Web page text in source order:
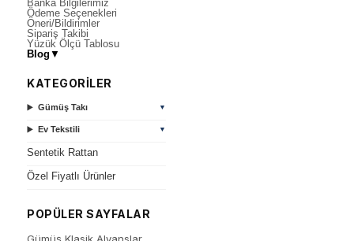
Banka Bilgilerimiz
Ödeme Seçenekleri
Öneri/Bildirimler
Sipariş Takibi
Yüzük Ölçü Tablosu
Blog ▼
KATEGORİLER
Gümüş Takı ▼
Ev Tekstili ▼
Sentetik Rattan
Özel Fiyatlı Ürünler
POPÜLER SAYFALAR